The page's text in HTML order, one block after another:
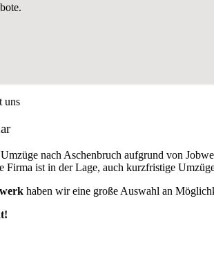
nach Aschenbruch aufgrund von
ist in der Lage, auch kurzfristige
haben wir eine große Auswahl an